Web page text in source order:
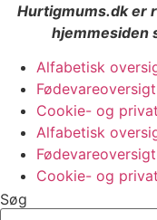
Hurtigmums.dk er
hjemmesiden
Alfabetisk
Fødevareoversigt
Cookie- og
Alfabetisk
Fødevareoversigt
Cookie- og
Søg